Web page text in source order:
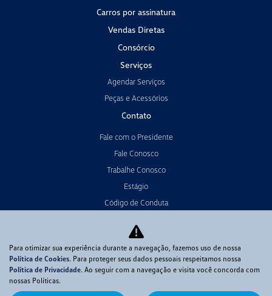
Carros por assinatura
Vendas Diretas
Consórcio
Serviços
Agendar Serviços
Peças e Acessórios
Contato
Fale com o Presidente
Fale Conosco
Trabalhe Conosco
Estágio
Código de Conduta
Termo da Resolução 4571
No trânsito, enxergar o outro salva vidas.
Para otimizar sua experiência durante a navegação, fazemos uso de nossa
Política de Cookies. Para proteger seus dados pessoais respeitamos nossa
Política de Privacidade. Ao seguir com a navegação e visita você concorda com
nossas Políticas.